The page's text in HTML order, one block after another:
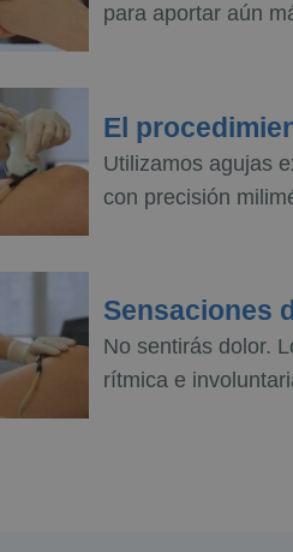
para aportar aún
El
Utilizamos agujas
con precisión
Sensaciones
No sentirás dolor.
rítmica e